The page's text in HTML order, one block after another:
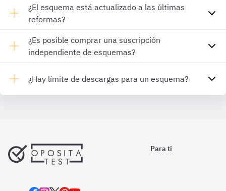
¿El esquema está actualizado a las últimas
reformas?
¿Es posible comprar una suscripción
independiente de esquemas?
¿Hay límite de descargas para un esquema?
Para ti